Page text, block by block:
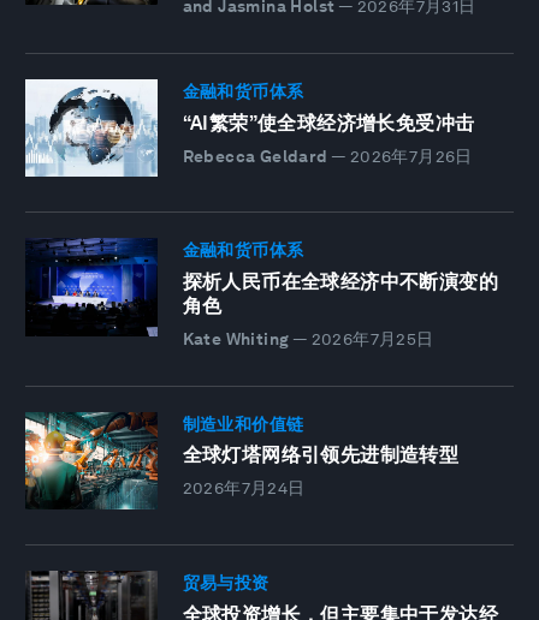
and Jasmina Holst — 2026年7月31日
金融和货币体系
“AI繁荣”使全球经济增长免受冲击
Rebecca Geldard — 2026年7月26日
金融和货币体系
探析人民币在全球经济中不断演变的
角色
Kate Whiting — 2026年7月25日
制造业和价值链
全球灯塔网络引领先进制造转型
2026年7月24日
贸易与投资
全球投资增长，但主要集中于发达经